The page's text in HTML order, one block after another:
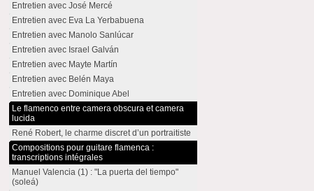
Entretien avec José Mercé
Entretien avec Eva La Yerbabuena
Entretien avec Manolo Sanlúcar
Entretien avec Israel Galván
Entretien avec Mayte Martín
Entretien avec Belén Maya
Entretien avec Dominique Abel
Le flamenco entre camera obscura et camera
lucida
René Robert, le charme discret d’un portraitiste
Compositions pour guitare flamenca :
transcriptions intégrales
Manuel Valencia (1) : "La puerta del tiempo"
(soleá)